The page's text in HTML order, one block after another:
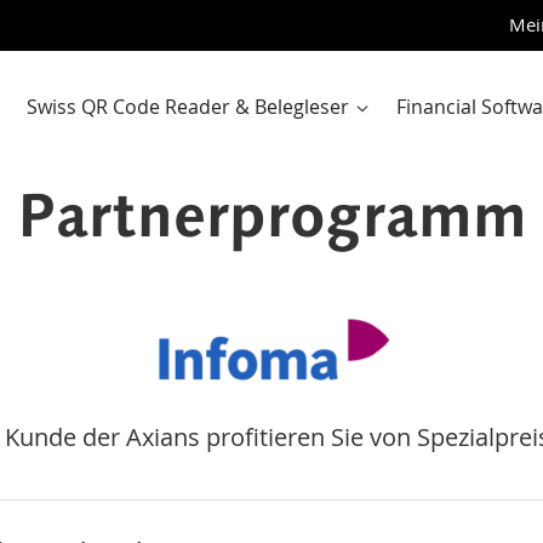
Inhalt
Swiss QR Code Reader & Belegleser Financial
Partnerprogramm
der Axians profitieren Sie von